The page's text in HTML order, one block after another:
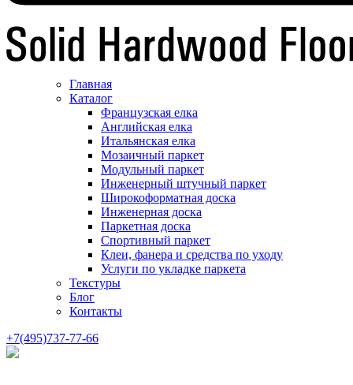
Главная
Каталог
Французская елка
Английская елка
Итальянская елка
Мозаичный паркет
Модульный паркет
Инженерный штучный паркет
Широкоформатная доска
Инженерная доска
Паркетная доска
Спортивный паркет
Клеи, фанера и средства по уходу
Услуги по укладке паркета
Текстуры
Блог
Контакты
+7(495)737-77-66